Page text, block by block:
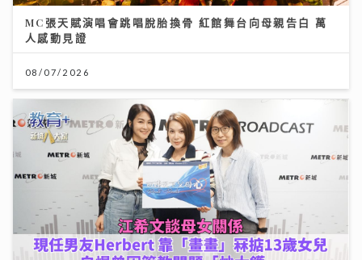
MC張天賦演唱會跳唱脫胎換骨 紅館舞台向母親告白 萬
人感動見證
08/07/2026